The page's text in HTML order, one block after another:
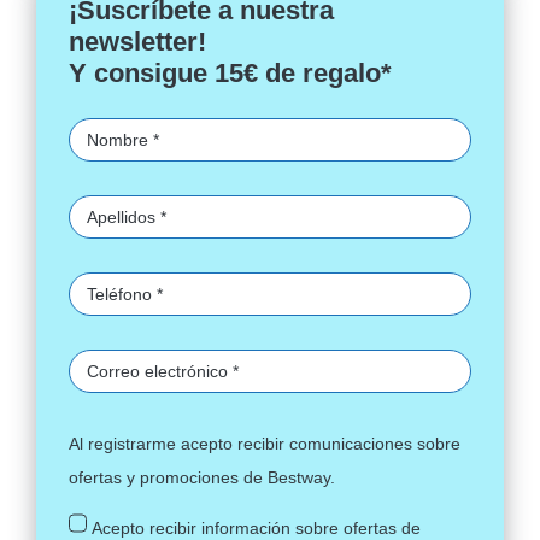
¡Suscríbete a nuestra
newsletter!
Y consigue 15€ de regalo*
Al registrarme acepto recibir comunicaciones sobre
ofertas y promociones de Bestway.
Acepto recibir información sobre ofertas de